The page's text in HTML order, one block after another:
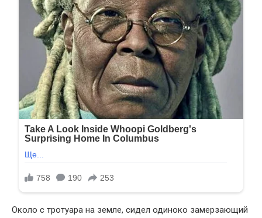
Около с тротуара на земле, сидел одиноко замерзающий